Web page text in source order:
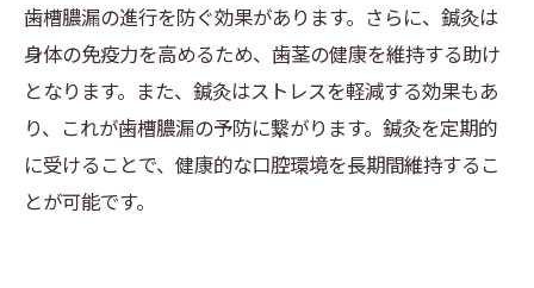
歯槽膿漏の進行を防ぐ効果があります。さらに、鍼灸は
身体の免疫力を高めるため、歯茎の健康を維持する助け
となります。また、鍼灸はストレスを軽減する効果もあ
り、これが歯槽膿漏の予防に繋がります。鍼灸を定期的
に受けることで、健康的な口腔環境を長期間維持するこ
とが可能です。